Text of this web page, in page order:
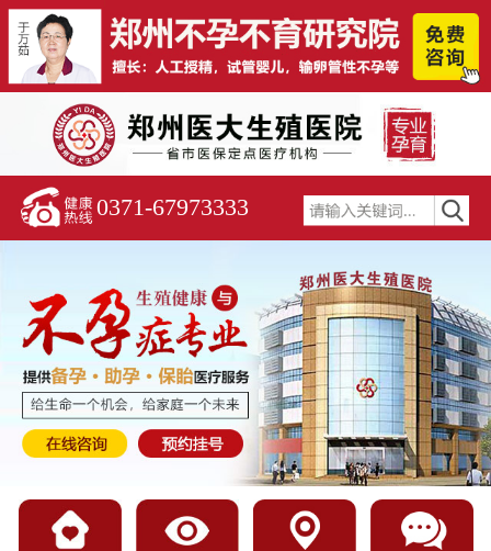
0371-67973333